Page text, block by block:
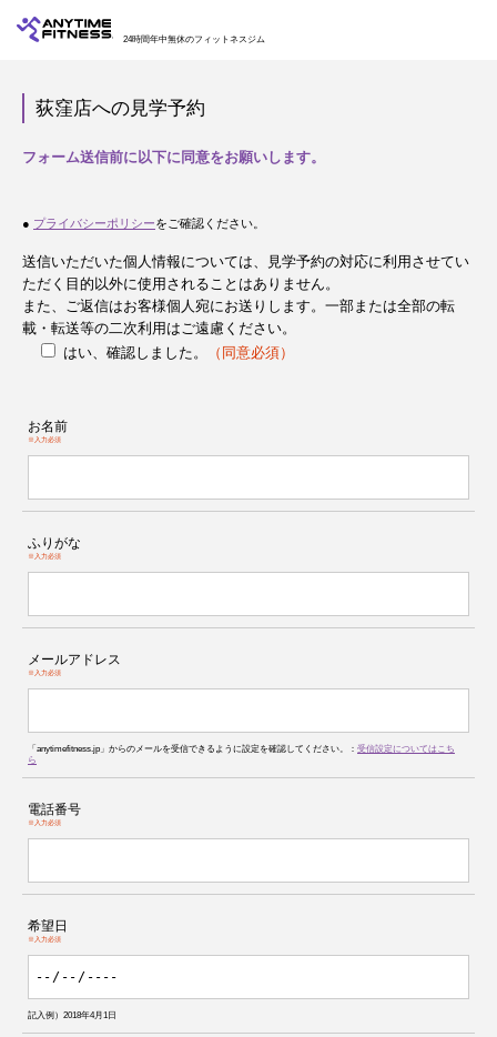
24時間年中無休のフィットネスジム
荻窪店への見学予約
フォーム送信前に以下に同意をお願いします。
● プライバシーポリシーをご確認ください。
送信いただいた個人情報については、見学予約の対応に利用させてい
ただく目的以外に使用されることはありません。
また、ご返信はお客様個人宛にお送りします。一部または全部の転
載・転送等の二次利用はご遠慮ください。
はい、確認しました。
（同意必須）
お名前
※入力必須
ふりがな
※入力必須
メールアドレス
※入力必須
「anytimefitness.jp」からのメールを受信できるように設定を確認してください。： 受信設定についてはこち
ら
電話番号
※入力必須
希望日
※入力必須
記入例）2018年4月1日